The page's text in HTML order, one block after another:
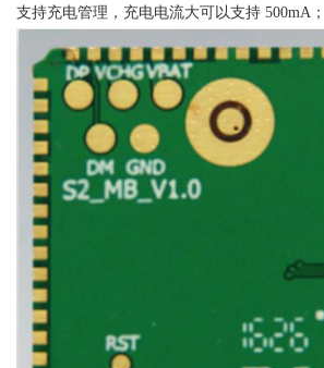
支持充电管理，充电电流大可以支持 500mA；